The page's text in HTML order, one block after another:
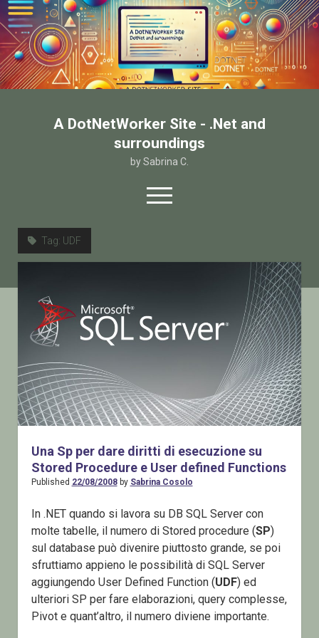
A DotNetWorker Site - .Net and
surroundings
by Sabrina C.
open
menu
Contatto
Tag: UDF
Una Sp per dare diritti di esecuzione su
Stored Procedure e User defined Functions
Published 22/08/2008by Sabrina Cosolo
In .NET quando si lavora su DB SQL Server con
molte tabelle, il numero di Stored procedure (SP)
sul database può divenire piuttosto grande, se poi
sfruttiamo appieno le possibilità di SQL Server
aggiungendo User Defined Function (UDF) ed
ulteriori SP per fare elaborazioni, query complesse,
Pivot e quant’altro, il numero diviene importante.